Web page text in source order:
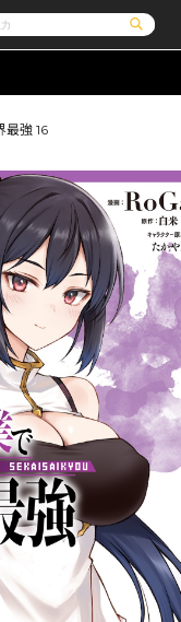
ライトノベル
ノベルスf
オーバーラップ広報室
お問い合わ
オーバーラップノベルス
ロサージュノベルス
コミッククリエ
コミックパルフェ
最強 16